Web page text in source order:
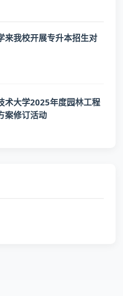
来我校开展专升本招生对
术大学2025年度园林工程
案修订活动